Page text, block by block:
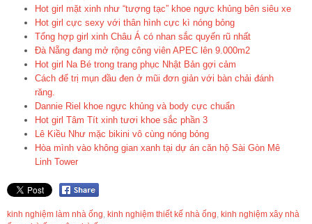
Hot girl mặt xinh như “tượng tạc” khoe ngực khủng bên siêu xe
Hot girl cực sexy với thân hình cực kì nóng bỏng
Tổng hợp girl xinh Châu Á có nhan sắc quyến rũ nhất
Đà Nẵng đang mở rộng công viên APEC lên 9.000m2
Hot girl Na Bé trong trang phục Nhật Bản gợi cảm
Cách để trị mụn đầu đen ở mũi đơn giản với bàn chải đánh
răng.
Dannie Riel khoe ngực khủng và body cực chuẩn
Hot girl Tâm Tít xinh tươi khoe sắc phần 3
Lê Kiều Như mặc bikini vô cùng nóng bỏng
Hòa mình vào không gian xanh tại dự án căn hộ Sài Gòn Mê
Linh Tower
kinh nghiệm làm nhà ống, kinh nghiệm thiết kế nhà ống, kinh nghiệm xây nhà